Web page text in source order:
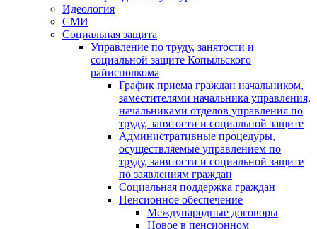
Идеология
СМИ
Социальная защита
Управление по труду, занятости и
социальной защите Копыльского
райисполкома
График приема граждан начальником,
заместителями начальника управления,
начальниками отделов управления по
труду, занятости и социальной защите
Административные процедуры,
осуществляемые управлением по
труду, занятости и социальной защите
по заявлениям граждан
Социальная поддержка граждан
Пенсионное обеспечение
Международные договоры
Новое в пенсионном